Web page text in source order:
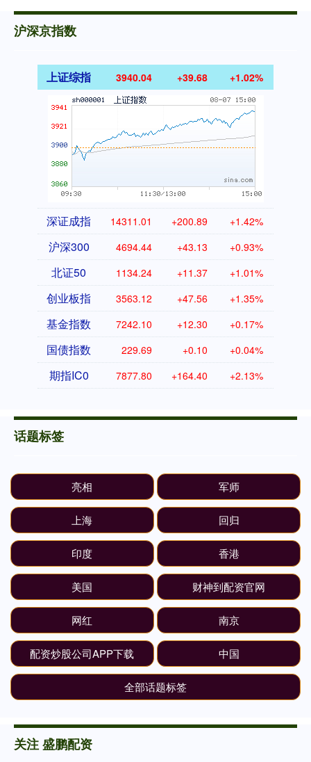
沪深京指数
上证综指 3940.04 +39.68 +1.02%
深证成指 14311.01 +200.89 +1.42%
沪深300 4694.44 +43.13 +0.93%
北证50 1134.24 +11.37 +1.01%
创业板指 3563.12 +47.56 +1.35%
基金指数 7242.10 +12.30 +0.17%
国债指数 229.69 +0.10 +0.04%
期指IC0 7877.80 +164.40 +2.13%
话题标签
亮相 军师
上海 回归
印度 香港
美国 财神到配资官网
网红 南京
配资炒股公司APP下载 中国
全部话题标签
关注 盛鹏配资